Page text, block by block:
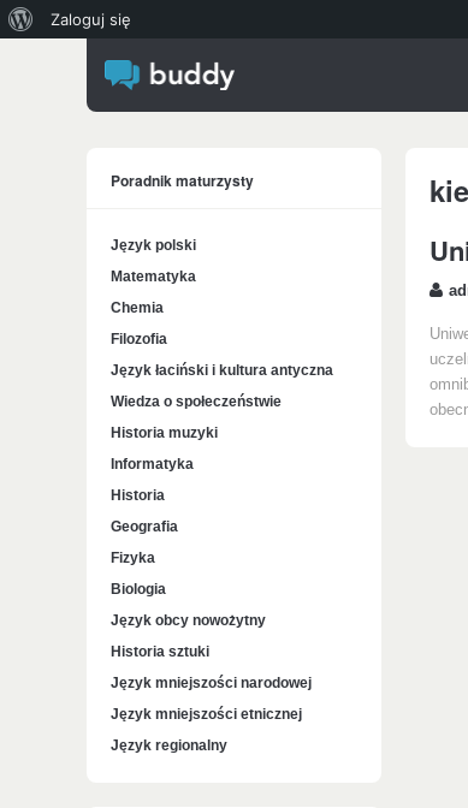
Poradnik maturzysty
Język polski
Matematyka
Chemia
Filozofia
Język łaciński i kultura antyczna
Wiedza o społeczeństwie
Historia muzyki
Informatyka
Historia
Geografia
Fizyka
Biologia
Język obcy nowożytny
Historia sztuki
Język mniejszości narodowej
Język mniejszości etnicznej
Język regionalny
WordPressie
Zaloguj się